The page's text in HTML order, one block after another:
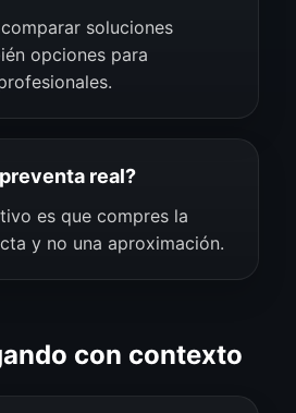
soluciones
opciones para
real?
es que compres la
y no una aproximación.
con contexto